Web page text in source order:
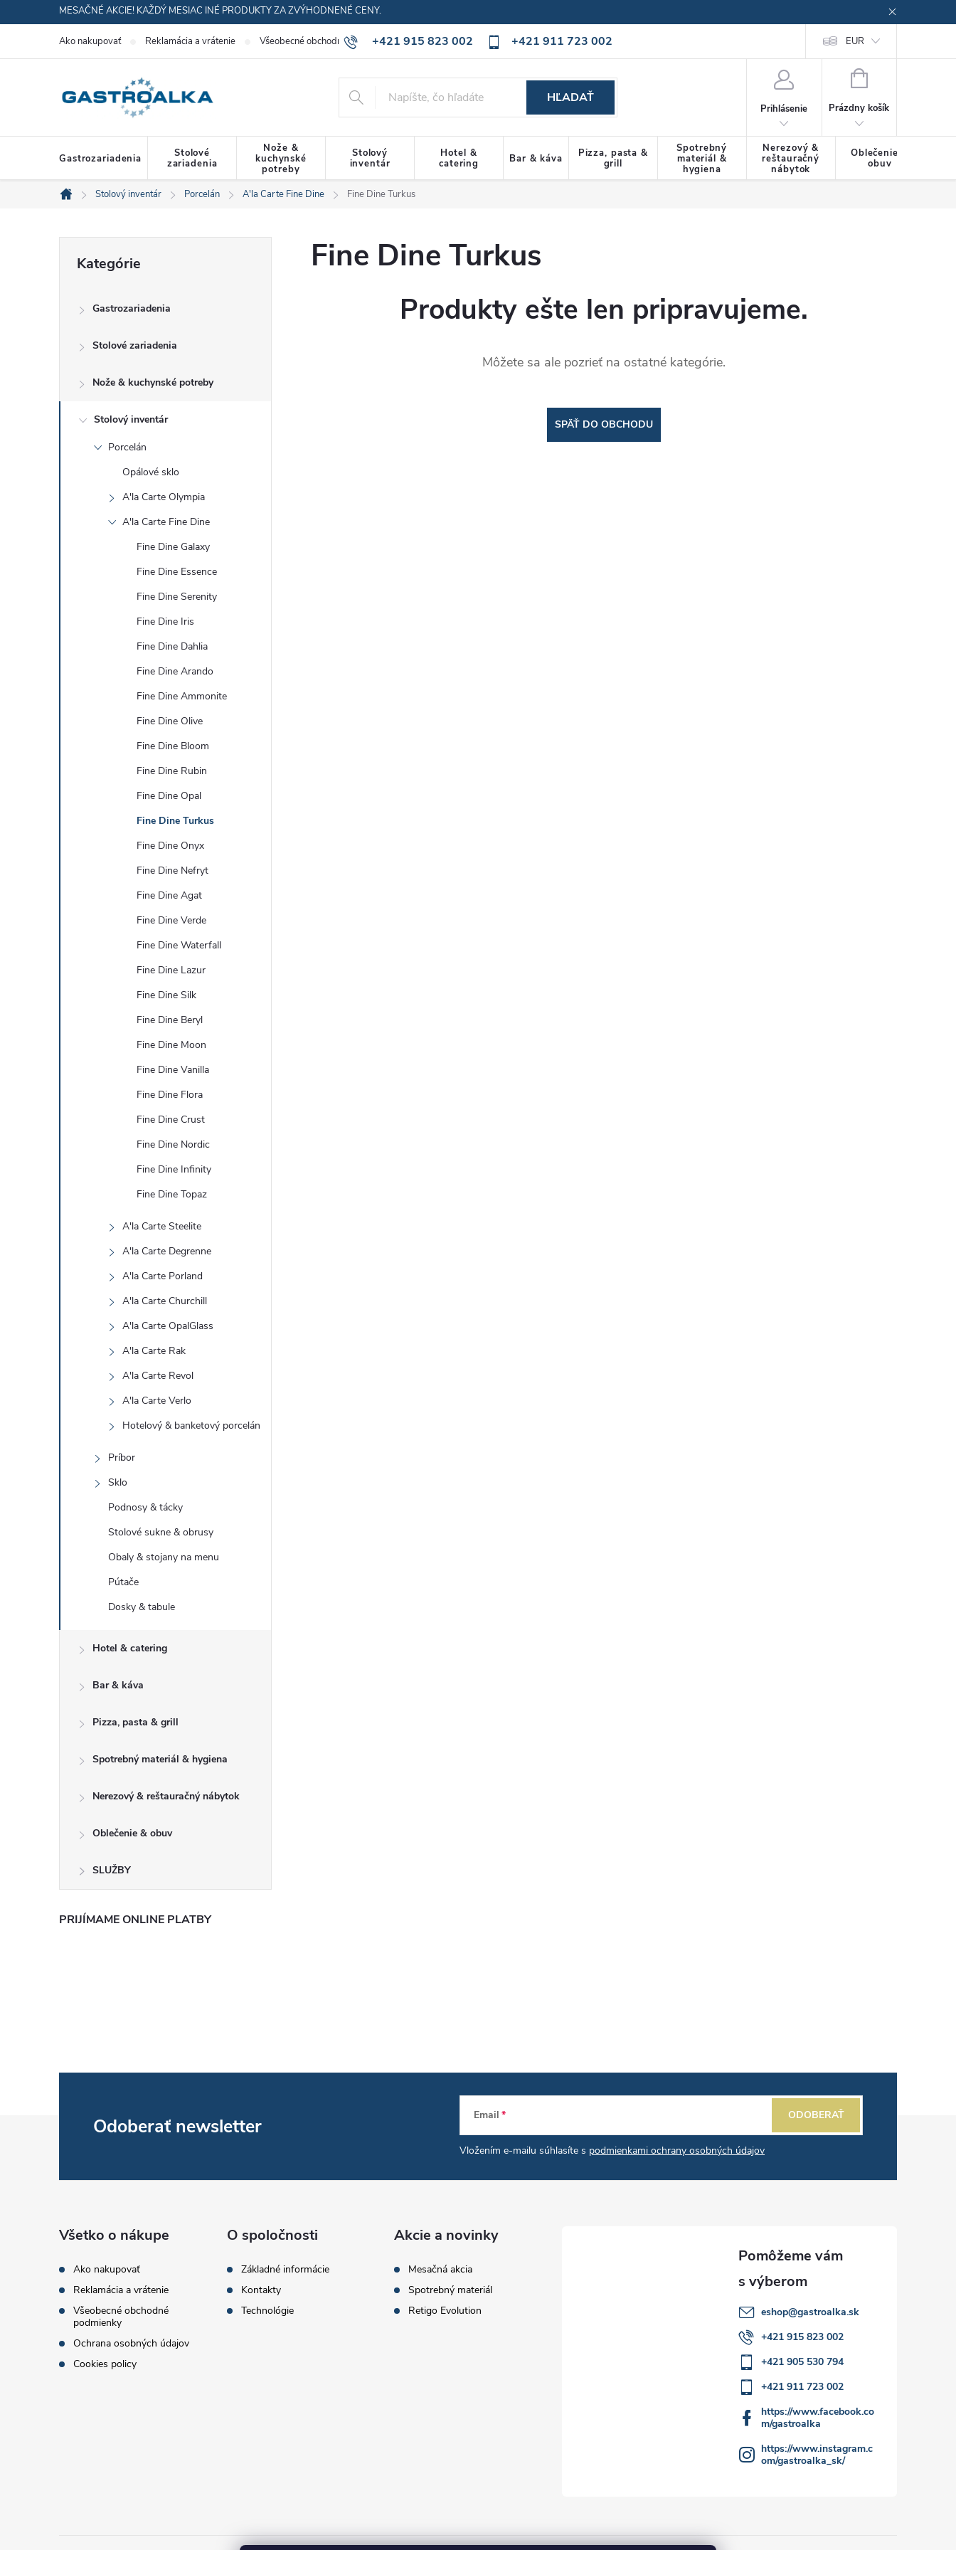
na
MESAČNÉ AKCIE! KAŽDÝ MESIAC INÉ PRODUKTY ZA ZVÝHODNENÉ CENY.
+421 915 823 002 +421 911 723 002
Ako nakupovať Reklamácia a vrátenie Všeobecné obchodné podmienky Ochrana osobných údajov Cookies policy EUR
HĽADAŤ
Prihlásenie
NÁKUPNÝ
Prázdny košík
Gastrozariadenia
Stolové
zariadenia
Nože &
kuchynské
potreby
Stolový
inventár
Hotel &
catering
Bar & káva
Pizza, pasta &
grill
Spotrebný
materiál &
hygiena
Nerezový &
reštauračný
nábytok
Oblečenie &
obuv
Domov
Stolový inventár Porcelán A'la Carte Fine Dine Fine Dine Turkus
ý
kategórie
Kategórie
Gastrozariadenia
Stolové zariadenia
Nože & kuchynské potreby
Stolový inventár
Porcelán
Opálové sklo
A'la Carte Olympia
A'la Carte Fine Dine
Fine Dine Galaxy
Fine Dine Essence
Fine Dine Serenity
Fine Dine Iris
Fine Dine Dahlia
Fine Dine Arando
Fine Dine Ammonite
Fine Dine Olive
Fine Dine Bloom
Fine Dine Rubin
Fine Dine Opal
Fine Dine Turkus
Fine Dine Onyx
Fine Dine Nefryt
Fine Dine Agat
Fine Dine Verde
Fine Dine Waterfall
Fine Dine Lazur
Fine Dine Silk
Fine Dine Beryl
Fine Dine Moon
Fine Dine Vanilla
Fine Dine Flora
Fine Dine Crust
Fine Dine Nordic
Fine Dine Infinity
Fine Dine Topaz
A'la Carte Steelite
A'la Carte Degrenne
A'la Carte Porland
A'la Carte Churchill
A'la Carte OpalGlass
A'la Carte Rak
A'la Carte Revol
A'la Carte Verlo
Hotelový & banketový porcelán
Príbor
Sklo
Podnosy & tácky
Stolové sukne & obrusy
Obaly & stojany na menu
Pútače
Dosky & tabule
Hotel & catering
Bar & káva
Pizza, pasta & grill
Spotrebný materiál & hygiena
Nerezový & reštauračný nábytok
Oblečenie & obuv
SLUŽBY
PRIJÍMAME ONLINE PLATBY
Fine Dine Turkus
Produkty ešte len pripravujeme.
Môžete sa ale pozrieť na ostatné kategórie.
SPÄŤ DO OBCHODU
Odoberať newsletter Email
Vložením e-mailu súhlasíte s podmienkami ochrany osobných údajov
ODOBERAŤ
Všetko o nákupe
Ako nakupovať
Reklamácia a vrátenie
Všeobecné obchodné
podmienky
Ochrana osobných údajov
Cookies policy
O spoločnosti
Základné informácie
Kontakty
Technológie
Akcie a novinky
Mesačná akcia
Spotrebný materiál
Retigo Evolution
eshop@gastroalka.sk
+421 915 823 002
+421 905 530 794
+421 911 723 002
https://www.facebook.co
m/gastroalka
https://www.instagram.c
om/gastroalka_sk/